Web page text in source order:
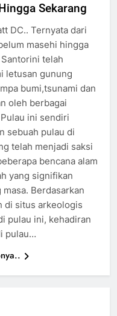
Sekarang
DC.. Ternyata dari
masehi hingga
telah
letusan gunung
bumi,tsunami dan
oleh berbagai
ini sendiri
sebuah pulau di
telah menjadi saksi
bencana alam
yang signifikan
masa. Berdasarkan
di situs arkeologis
pulau ini, kehadiran
pulau…